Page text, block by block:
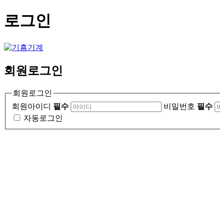
로그인
회원 로그인
회원로그인
회원아이디 필수 비밀번호 필수
자동로그인